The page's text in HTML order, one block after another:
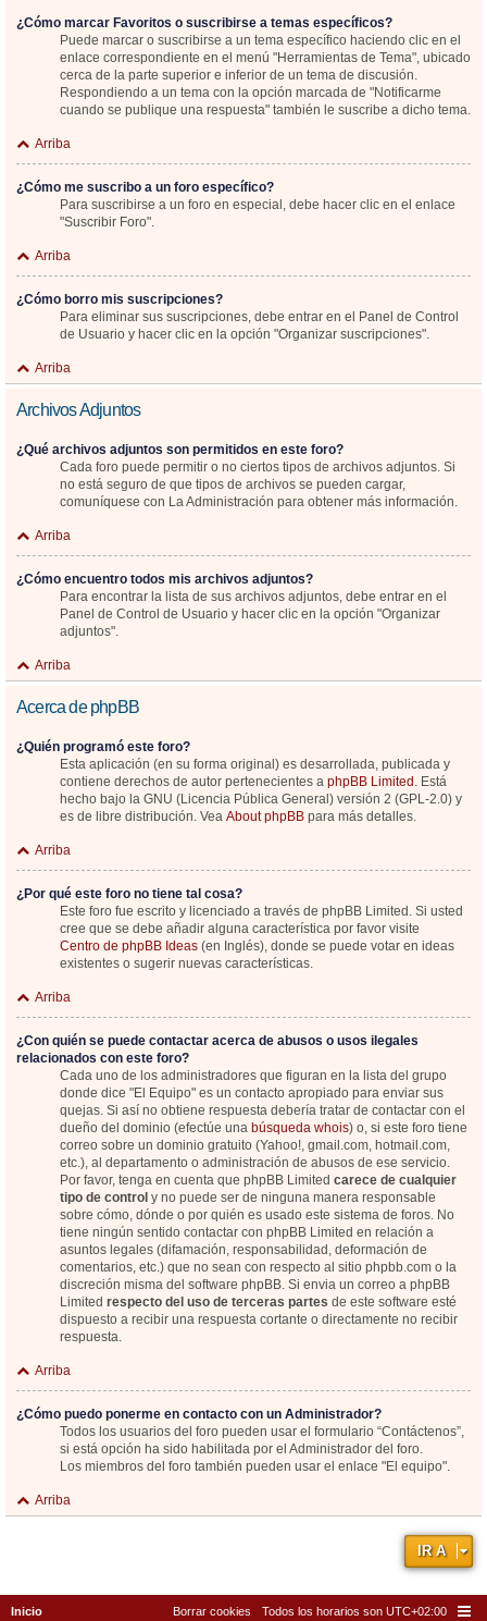
¿Cómo marcar Favoritos o suscribirse a temas específicos?
Puede marcar o suscribirse a un tema específico haciendo clic en el
enlace correspondiente en el menú "Herramientas de Tema", ubicado
cerca de la parte superior e inferior de un tema de discusión.
Respondiendo a un tema con la opción marcada de "Notificarme
cuando se publique una respuesta" también le suscribe a dicho tema.
Arriba
¿Cómo me suscribo a un foro específico?
Para suscribirse a un foro en especial, debe hacer clic en el enlace
"Suscribir Foro".
Arriba
¿Cómo borro mis suscripciones?
Para eliminar sus suscripciones, debe entrar en el Panel de Control
de Usuario y hacer clic en la opción "Organizar suscripciones".
Arriba
Archivos Adjuntos
¿Qué archivos adjuntos son permitidos en este foro?
Cada foro puede permitir o no ciertos tipos de archivos adjuntos. Si
no está seguro de que tipos de archivos se pueden cargar,
comuníquese con La Administración para obtener más información.
Arriba
¿Cómo encuentro todos mis archivos adjuntos?
Para encontrar la lista de sus archivos adjuntos, debe entrar en el
Panel de Control de Usuario y hacer clic en la opción "Organizar
adjuntos".
Arriba
Acerca de phpBB
¿Quién programó este foro?
Esta aplicación (en su forma original) es desarrollada, publicada y
contiene derechos de autor pertenecientes a phpBB Limited . Está
hecho bajo la GNU (Licencia Pública General) versión 2 (GPL-2.0) y
es de libre distribución. Vea About phpBB para más detalles.
Arriba
¿Por qué este foro no tiene tal cosa?
Este foro fue escrito y licenciado a través de phpBB Limited. Si usted
cree que se debe añadir alguna característica por favor visite
Centro de phpBB Ideas (en Inglés), donde se puede votar en ideas
existentes o sugerir nuevas características.
Arriba
¿Con quién se puede contactar acerca de abusos o usos ilegales
relacionados con este foro?
Cada uno de los administradores que figuran en la lista del grupo
donde dice "El Equipo" es un contacto apropiado para enviar sus
quejas. Si así no obtiene respuesta debería tratar de contactar con el
dueño del dominio (efectúe una búsqueda whois) o, si este foro tiene
correo sobre un dominio gratuito (Yahoo!, gmail.com, hotmail.com,
etc.), al departamento o administración de abusos de ese servicio.
Por favor, tenga en cuenta que phpBB Limited carece de cualquier
tipo de control y no puede ser de ninguna manera responsable
sobre cómo, dónde o por quién es usado este sistema de foros. No
tiene ningún sentido contactar con phpBB Limited en relación a
asuntos legales (difamación, responsabilidad, deformación de
comentarios, etc.) que no sean con respecto al sitio phpbb.com o la
discreción misma del software phpBB. Si envia un correo a phpBB
Limited respecto del uso de terceras partes de este software esté
dispuesto a recibir una respuesta cortante o directamente no recibir
respuesta.
Arriba
¿Cómo puedo ponerme en contacto con un Administrador?
Todos los usuarios del foro pueden usar el formulario “Contáctenos”,
si está opción ha sido habilitada por el Administrador del foro.
Los miembros del foro también pueden usar el enlace "El equipo".
Arriba
IR A
Inicio Todos los horarios son UTC+02:00
Borrar cookies